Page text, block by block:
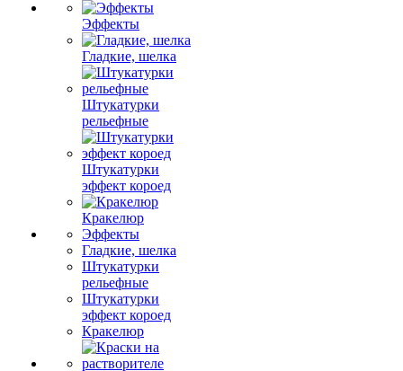
Эффекты
Гладкие, шелка
Штукатурки
рельефные
Штукатурки
эффект короед
Кракелюр
Эффекты
Гладкие, шелка
Штукатурки
рельефные
Штукатурки
эффект короед
Кракелюр